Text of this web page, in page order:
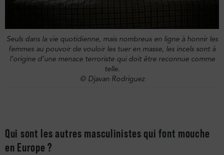
Seuls dans la vie quotidienne, mais nombreux en ligne à honnir les
femmes au pouvoir de vouloir les tuer en masse, les incels sont à
l’origine d’une menace terroriste qui doit être reconnue comme
telle.
© Djavan Rodriguez
Qui sont les autres masculinistes qui font mouche
en Europe ?